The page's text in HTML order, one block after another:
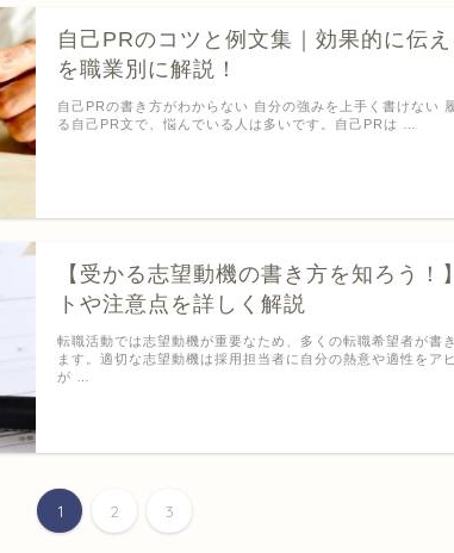
自己PRのコツと例文集｜効果的に伝
を職業別に解説！
自己PRの書き方がわからない 自分の強みを上手く書けない
る自己PR文で、悩んでいる人は多いです。自己PRは …
【受かる志望動機の書き方を知ろう！
トや注意点を詳しく解説
転職活動では志望動機が重要なため、多くの転職希望者が書
ます。適切な志望動機は採用担当者に自分の熱意や適性をア
が …
1 2 3